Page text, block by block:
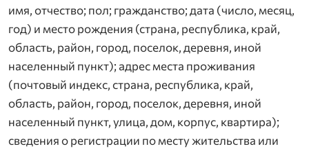
имя, отчество; пол; гражданство; дата (число, месяц,
год) и место рождения (страна, республика, край,
область, район, город, поселок, деревня, иной
населенный пункт); адрес места проживания
(почтовый индекс, страна, республика, край,
область, район, город, поселок, деревня, иной
населенный пункт, улица, дом, корпус, квартира);
сведения о регистрации по месту жительства или